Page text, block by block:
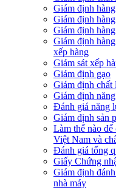
Giám định
Giám định
Giám định
Giám định
xếp hàng
Giám sát xếp
Giám định gạo
Giám định chất
Giám định
Đánh giá năng
Giám định sản
Làm thế nào
Việt Nam và
Đánh giá tổng
Giấy Chứng
Giám định
nhà máy